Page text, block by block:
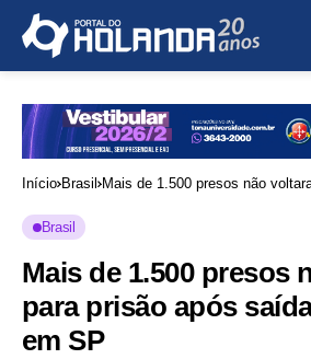
Início Brasil
Mais de 1.500 presos não
Brasil
Mais de 1.500 presos
para prisão após
em SP